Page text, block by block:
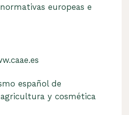
europeas e
español de
y cosmética